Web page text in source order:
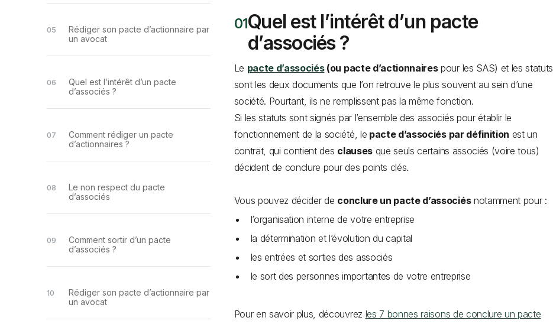
Rédiger son pacte d’actionnaire par
un avocat
Quel est l’intérêt d’un pacte
d’associés ?
Comment rédiger un pacte
d’actionnaires ?
Le non respect du pacte
d’associés
Comment sortir d’un pacte
d’associés ?
Rédiger son pacte d’actionnaire par
un avocat
Quel est l’intérêt d’un pacte
d’associés ?
Le pacte d’associés(ou pacte d’actionnairespour les SAS) et les statuts
sont les deux documents que l’on retrouve le plus souvent au sein d’une
société. Pourtant, ils ne remplissent pas la même fonction.
Si les statuts sont signés par l’ensemble des associés pour établir le
fonctionnement de la société, le pacte d’associés par définition est un
contrat, qui contient des clausesque seuls certains associés (voire tous)
décident de conclure pour des points clés.
Vous pouvez décider de conclure un pacte d’associésnotamment pour :
l’organisation interne de votre entreprise
la détermination et l’évolution du capital
les entrées et sorties des associés
le sort des personnes importantes de votre entreprise
Pour en savoir plus, découvrez les 7 bonnes raisons de conclure un pacte